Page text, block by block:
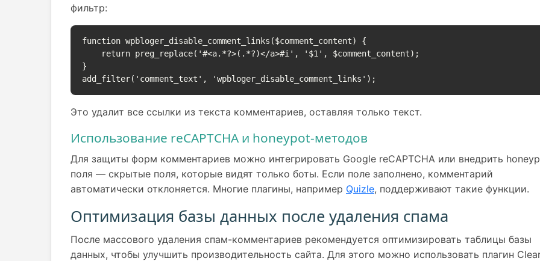
фильтр:
function wpbloger_disable_comment_links($comment_content) {
}
add_filter('comment_text', 'wpbloger_disable_comment_links');
Это удалит все ссылки из текста комментариев, оставляя только текст.
Использование reCAPTCHA и honeypot-методов
Для защиты форм комментариев можно интегрировать Google reCAPTCHA или внедрить
поля — скрытые поля, которые видят только боты. Если поле заполнено, комментарий
автоматически отклоняется. Многие плагины, например Quizle, поддерживают такие функции.
Оптимизация базы данных после удаления спама
После массового удаления спам-комментариев рекомендуется оптимизировать таблицы базы
данных, чтобы улучшить производительность сайта. Для этого можно использовать плагин